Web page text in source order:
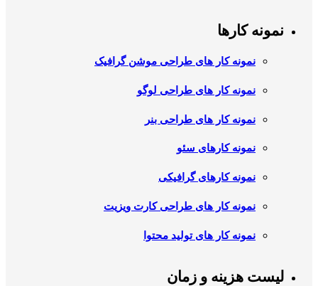
نمونه کارها
نمونه کار های طراحی موشن گرافیک
نمونه کار های طراحی لوگو
نمونه کار های طراحی بنر
نمونه کارهای سئو
نمونه کارهای گرافیکی
نمونه کار های طراحی کارت ویزیت
نمونه کار های تولید محتوا
لیست هزینه و زمان